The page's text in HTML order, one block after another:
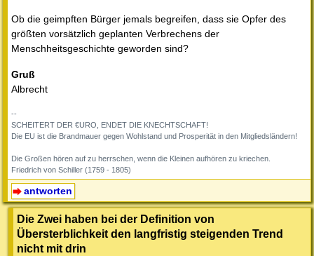
Ob die geimpften Bürger jemals begreifen, dass sie Opfer des
größten vorsätzlich geplanten Verbrechens der
Menschheitsgeschichte geworden sind?
Gruß
Albrecht
--
SCHEITERT DER €URO, ENDET DIE KNECHTSCHAFT!
Die EU ist die Brandmauer gegen Wohlstand und Prosperität in den Mitgliedsländern!
Die Großen hören auf zu herrschen, wenn die Kleinen aufhören zu kriechen.
Friedrich von Schiller (1759 - 1805)
antworten
Die Zwei haben bei der Definition von
Übersterblichkeit den langfristig steigenden Trend
nicht mit drin